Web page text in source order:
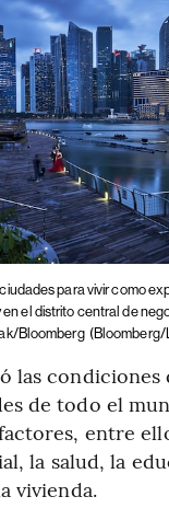
para vivir como
en el distrito central de
Bloomberg (Bloomberg/
las condiciones
de todo el
entre
la salud, la
vivienda.